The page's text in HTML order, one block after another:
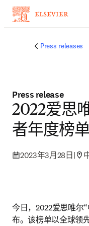
Press releases
Press release
2022爱思
者年度榜
2023年3月28日 |
今日，2022爱思唯尔
布。该榜单以全球领